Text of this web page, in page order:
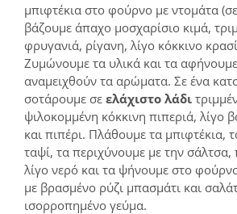
μπιφτέκια στο φούρνο με ντομάτα
βάζουμε άπαχο μοσχαρίσιο κιμά,
φρυγανιά, ρίγανη, λίγο κόκκινο
Ζυμώνουμε τα υλικά και τα
αναμειχθούν τα αρώματα. Σε ένα
σοτάρουμε σε ελάχιστο λάδι
ψιλοκομμένη κόκκινη πιπεριά, λίγο
και πιπέρι. Πλάθουμε τα μπιφτέκια,
ταψί, τα περιχύνουμε με την
λίγο νερό και τα ψήνουμε στο
με βρασμένο ρύζι μπασμάτι και
ισορροπημένο γεύμα.